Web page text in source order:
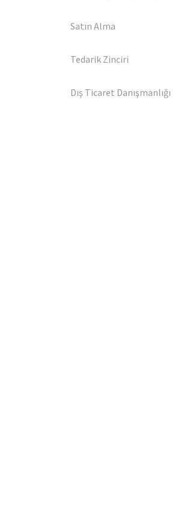
Satın Alma
Tedarik Zinciri
Dış Ticaret Danışmanlığı